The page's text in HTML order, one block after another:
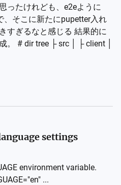
ったけれども、e2eように
そこに新たにpupetter入れ
すぎるなと感じる 結果的に
。 # dir tree ├ src │ ├ client │
settings
environment variable.
...